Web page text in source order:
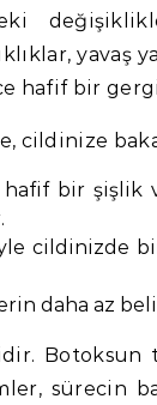
yavaş
hafif bir
cildinize
bir şişlik
cildinizde
daha az
sürecin